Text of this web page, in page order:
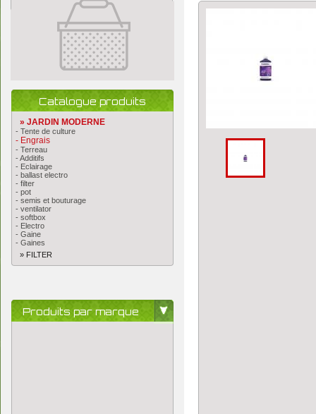
Catalogue produits
» JARDIN MODERNE
- Tente de culture
- Engrais
- Terreau
- Additifs
- Eclairage
- ballast electro
- filter
- pot
- semis et bouturage
- ventilator
- softbox
- Electro
- Gaine
- Gaines
» FILTER
Produits par marque